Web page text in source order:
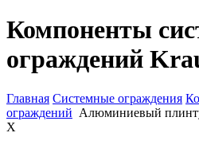
Компоненты
ограждений
Главная Системные ограждения
ограждений Алюминиевый
X